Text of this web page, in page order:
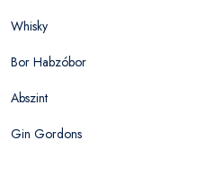
Whisky
Bor Habzóbor
Abszint
Gin Gordons